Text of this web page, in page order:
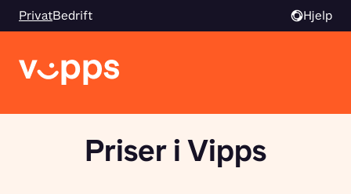
PrivatBedrift Hjelp
Priser i Vipps